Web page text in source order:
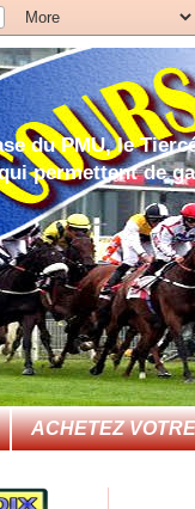
du PMU, le
permettent de
ACHETEZ